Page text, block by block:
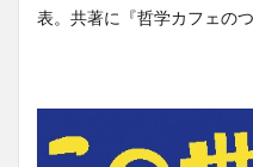
表。共著に『哲学カフェの